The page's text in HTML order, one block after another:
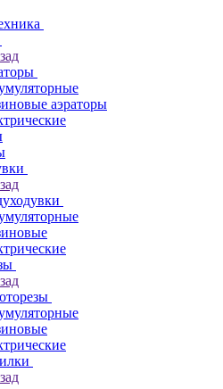
аэраторы